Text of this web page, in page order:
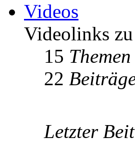
Videos
Videolinks
15 Themen
22
Letzter